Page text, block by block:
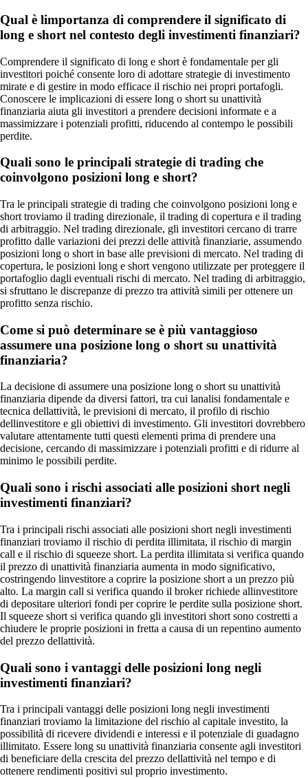
Qual è limportanza di comprendere il significato di
long e short nel contesto degli investimenti finanziari?
Comprendere il significato di long e short è fondamentale per gli
investitori poiché consente loro di adottare strategie di investimento
mirate e di gestire in modo efficace il rischio nei propri portafogli.
Conoscere le implicazioni di essere long o short su unattività
finanziaria aiuta gli investitori a prendere decisioni informate e a
massimizzare i potenziali profitti, riducendo al contempo le possibili
perdite.
Quali sono le principali strategie di trading che
coinvolgono posizioni long e short?
Tra le principali strategie di trading che coinvolgono posizioni long e
short troviamo il trading direzionale, il trading di copertura e il trading
di arbitraggio. Nel trading direzionale, gli investitori cercano di trarre
profitto dalle variazioni dei prezzi delle attività finanziarie, assumendo
posizioni long o short in base alle previsioni di mercato. Nel trading di
copertura, le posizioni long e short vengono utilizzate per proteggere il
portafoglio dagli eventuali rischi di mercato. Nel trading di arbitraggio,
si sfruttano le discrepanze di prezzo tra attività simili per ottenere un
profitto senza rischio.
Come si può determinare se è più vantaggioso
assumere una posizione long o short su unattività
finanziaria?
La decisione di assumere una posizione long o short su unattività
finanziaria dipende da diversi fattori, tra cui lanalisi fondamentale e
tecnica dellattività, le previsioni di mercato, il profilo di rischio
dellinvestitore e gli obiettivi di investimento. Gli investitori dovrebbero
valutare attentamente tutti questi elementi prima di prendere una
decisione, cercando di massimizzare i potenziali profitti e di ridurre al
minimo le possibili perdite.
Quali sono i rischi associati alle posizioni short negli
investimenti finanziari?
Tra i principali rischi associati alle posizioni short negli investimenti
finanziari troviamo il rischio di perdita illimitata, il rischio di margin
call e il rischio di squeeze short. La perdita illimitata si verifica quando
il prezzo di unattività finanziaria aumenta in modo significativo,
costringendo linvestitore a coprire la posizione short a un prezzo più
alto. La margin call si verifica quando il broker richiede allinvestitore
di depositare ulteriori fondi per coprire le perdite sulla posizione short.
Il squeeze short si verifica quando gli investitori short sono costretti a
chiudere le proprie posizioni in fretta a causa di un repentino aumento
del prezzo dellattività.
Quali sono i vantaggi delle posizioni long negli
investimenti finanziari?
Tra i principali vantaggi delle posizioni long negli investimenti
finanziari troviamo la limitazione del rischio al capitale investito, la
possibilità di ricevere dividendi e interessi e il potenziale di guadagno
illimitato. Essere long su unattività finanziaria consente agli investitori
di beneficiare della crescita del prezzo dellattività nel tempo e di
ottenere rendimenti positivi sul proprio investimento.